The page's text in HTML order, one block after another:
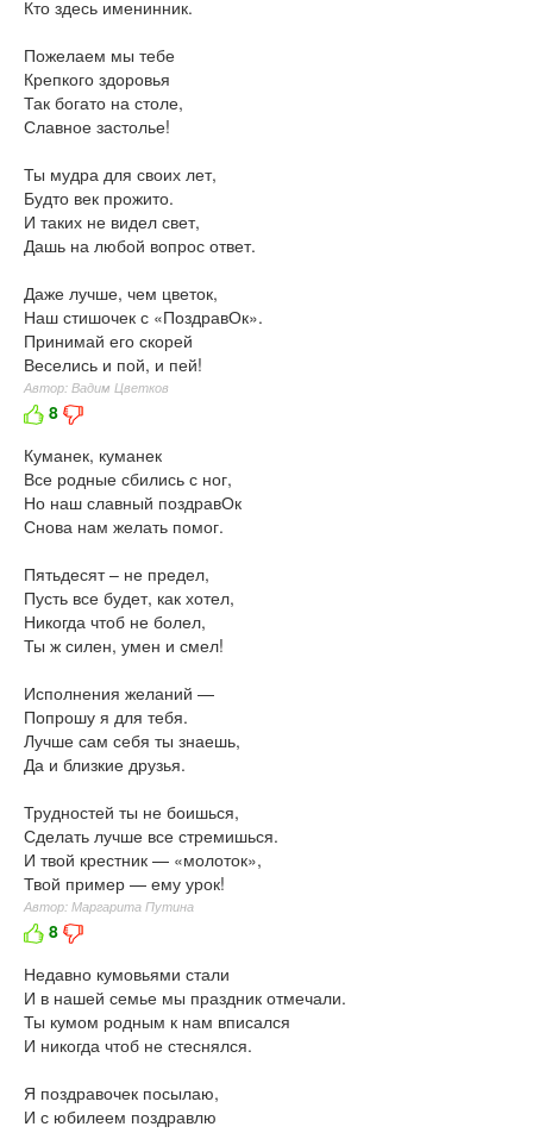
Кто здесь именинник.
Пожелаем мы тебе
Крепкого здоровья
Так богато на столе,
Славное застолье!
Ты мудра для своих лет,
Будто век прожито.
И таких не видел свет,
Дашь на любой вопрос ответ.
Даже лучше, чем цветок,
Наш стишочек с «ПоздравОк».
Принимай его скорей
Веселись и пой, и пей!
Автор: Вадим Цветков
8
Куманек, куманек
Все родные сбились с ног,
Но наш славный поздравОк
Снова нам желать помог.
Пятьдесят – не предел,
Пусть все будет, как хотел,
Никогда чтоб не болел,
Ты ж силен, умен и смел!
Исполнения желаний —
Попрошу я для тебя.
Лучше сам себя ты знаешь,
Да и близкие друзья.
Трудностей ты не боишься,
Сделать лучше все стремишься.
И твой крестник — «молоток»,
Твой пример — ему урок!
Автор: Маргарита Путина
8
Недавно кумовьями стали
И в нашей семье мы праздник отмечали.
Ты кумом родным к нам вписался
И никогда чтоб не стеснялся.
Я поздравочек посылаю,
И с юбилеем поздравлю